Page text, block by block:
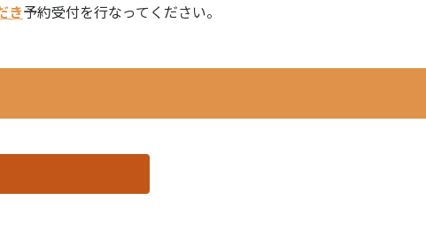
き予約受付を行なってください。